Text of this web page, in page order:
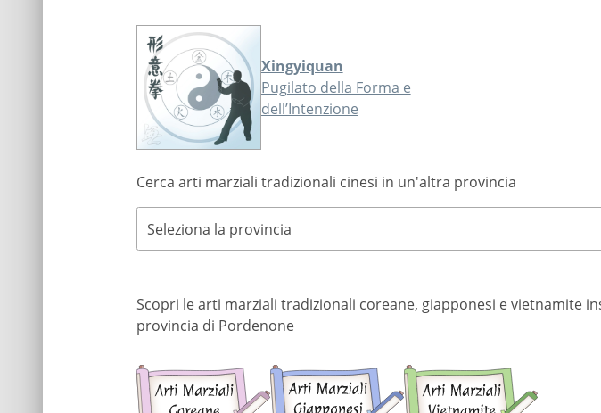
Xingyiquan
Pugilato della Forma e
dell’Intenzione
Cerca arti marziali tradizionali cinesi in un'altra provincia
Seleziona la provincia
Scopri le arti marziali tradizionali coreane, giapponesi e vietnamite
provincia di Pordenone
Arti
marziali
Arti
marziali
marziali